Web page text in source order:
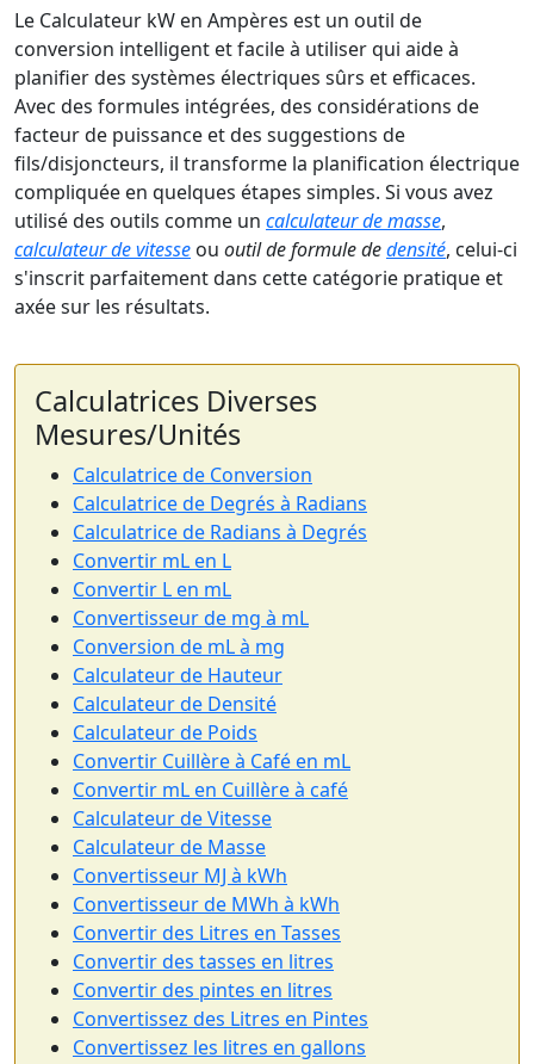
Le Calculateur kW en Ampères est un outil de
conversion intelligent et facile à utiliser qui aide à
planifier des systèmes électriques sûrs et efficaces.
Avec des formules intégrées, des considérations de
facteur de puissance et des suggestions de
fils/disjoncteurs, il transforme la planification électrique
compliquée en quelques étapes simples. Si vous avez
utilisé des outils comme un calculateur de masse,
calculateur de vitesse ou outil de formule dedensité, celui-ci
s'inscrit parfaitement dans cette catégorie pratique et
axée sur les résultats.
Calculatrices Diverses
Mesures/Unités
Calculatrice de Conversion
Calculatrice de Degrés à Radians
Calculatrice de Radians à Degrés
Convertir mL en L
Convertir L en mL
Convertisseur de mg à mL
Conversion de mL à mg
Calculateur de Hauteur
Calculateur de Densité
Calculateur de Poids
Convertir Cuillère à Café en mL
Convertir mL en Cuillère à café
Calculateur de Vitesse
Calculateur de Masse
Convertisseur MJ à kWh
Convertisseur de MWh à kWh
Convertir des Litres en Tasses
Convertir des tasses en litres
Convertir des pintes en litres
Convertissez des Litres en Pintes
Convertissez les litres en gallons